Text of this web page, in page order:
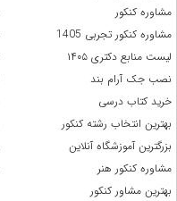
مشاوره کنکور
مشاوره کنکور تجربی 1405
لیست منابع دکتری ۱۴۰۵
نصب جک آرام بند
خرید کتاب درسی
بهترین انتخاب رشته کنکور
بزرگترین آموزشگاه آنلاین
مشاوره کنکور هنر
بهترین مشاور کنکور